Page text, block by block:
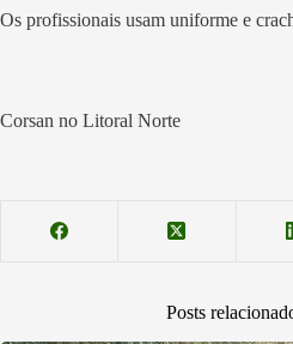
Os profissionais usam uniforme e
Corsan no Litoral Norte
Posts